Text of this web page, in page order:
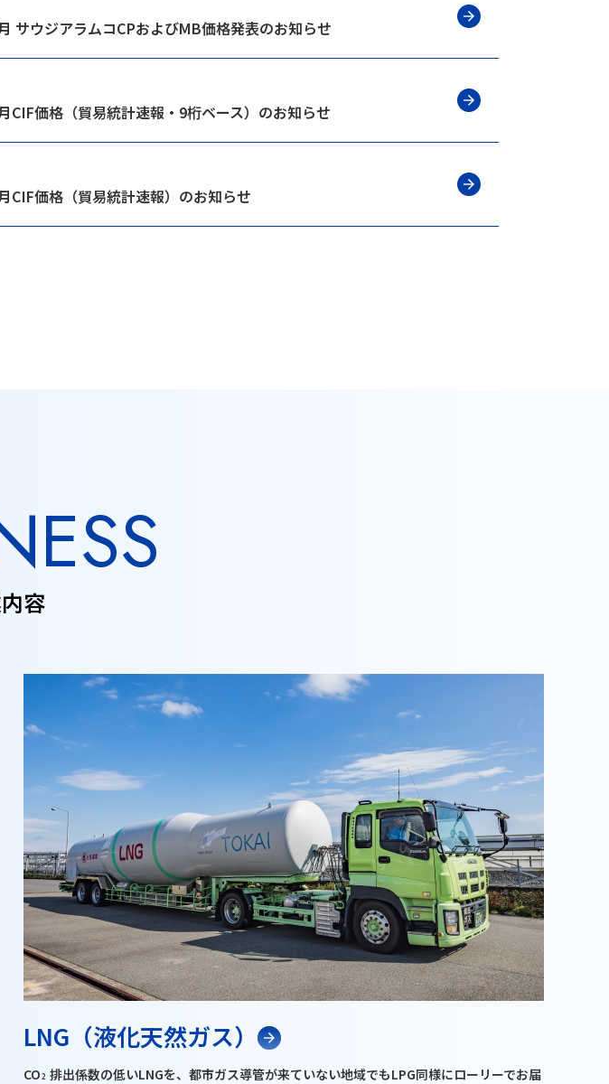
容
LNG（液化天然ガス）
CO2 排出係数の低いLNGを、都市ガス導管が来ていない地域でもLPG同様にローリーでお届
サウジアラムコCPおよびMB価格発表のお知らせ
CIF価格（貿易統計速報・9桁ベース）のお知らせ
CIF価格（貿易統計速報）のお知らせ